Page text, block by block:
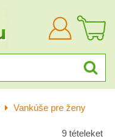
Vankúše pre ženy
9 tételeket